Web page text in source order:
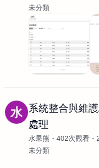
未分類
水
系統整合與維
處理
水果熊 402次觀看
未分類